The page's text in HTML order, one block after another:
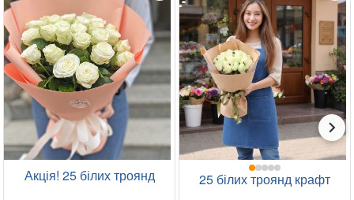
Акція! 25 білих троянд 25 білих троянд крафт